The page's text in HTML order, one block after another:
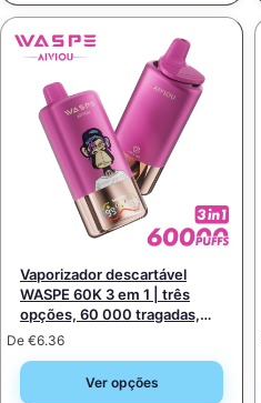
Vaporizador descartável
WASPE 60K 3 em 1 | três
opções, 60 000 tragadas,
venda por grosso a granel
De €6.36
Ver opções